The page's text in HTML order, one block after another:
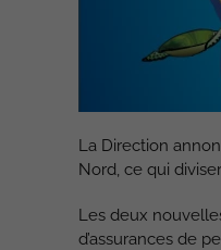
La Direction
Nord, ce qui
Les deux
d’assurances de